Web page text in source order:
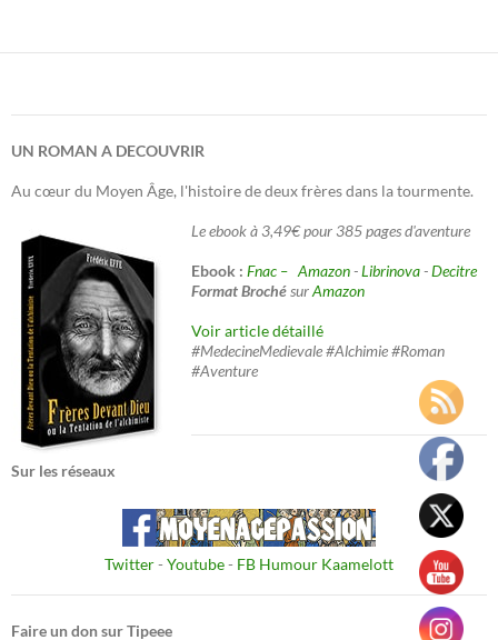
UN ROMAN A DECOUVRIR
Au cœur du Moyen Âge, l'histoire de deux frères dans la tourmente.
Le ebook à 3,49€ pour 385 pages d'aventure
Ebook : Fnac – Amazon-Librinova-Decitre
Format BrochésurAmazon
Voir article détaillé
#MedecineMedievale #Alchimie #Roman
#Aventure
Sur les réseaux
Twitter- Youtube- FB Humour Kaamelott
Faire un don sur Tipeee